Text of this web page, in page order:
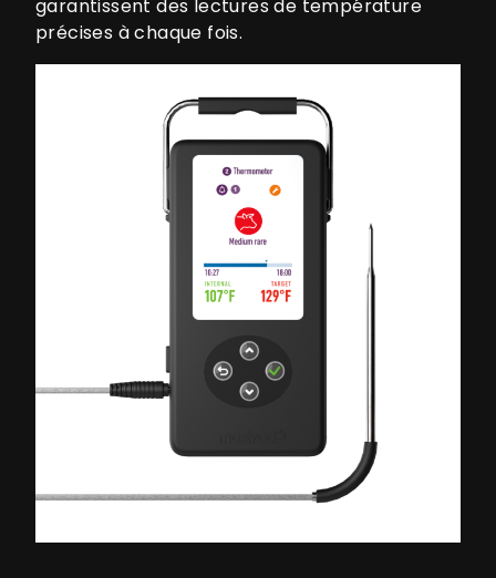
garantissent des lectures de température
précises à chaque fois.